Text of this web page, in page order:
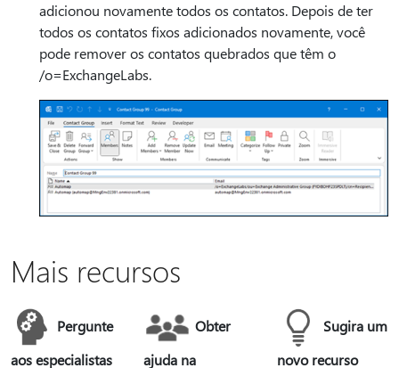
adicionou novamente todos os contatos. Depois de ter
todos os contatos fixos adicionados novamente, você
pode remover os contatos quebrados que têm o
/o=ExchangeLabs.
Mais recursos
Pergunte
aos especialistas
Obter
ajuda na
Sugira um
novo recurso